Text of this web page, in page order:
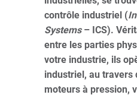
contrôle industriel (
Systems– ICS).
entre les parties
votre industrie, ils
industriel, au travers
moteurs à pression,